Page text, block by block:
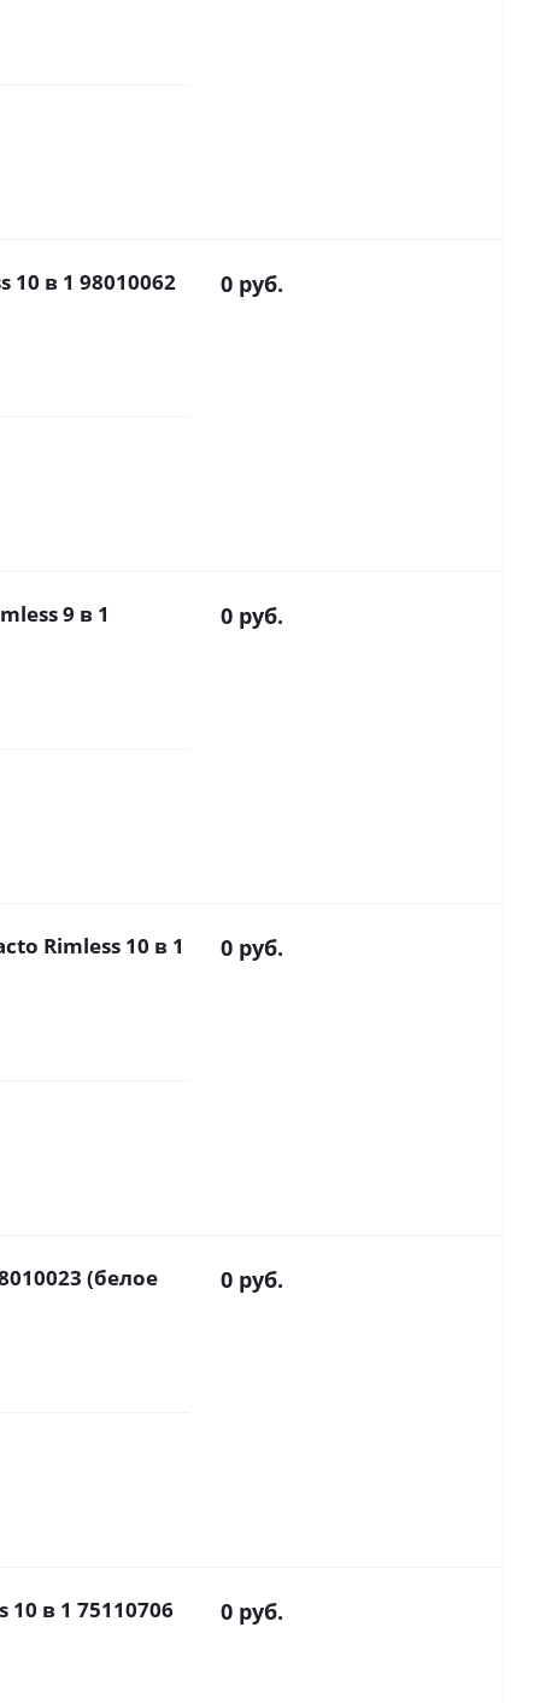
10 в 1 98010062
0 руб.
9 в 1
0 руб.
Rimless 10 в 1
0 руб.
(белое
0 руб.
10 в 1 75110706
0 руб.